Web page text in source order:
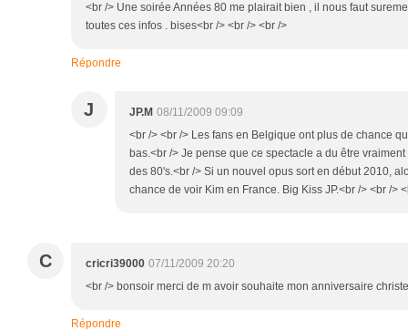
<br /> Une soirée Années 80 me plairait bien , il nous faut
toutes ces infos . bises<br /> <br /> <br />
Répondre
J JP.M 08/11/2009 09:09
<br /> <br /> Les fans en Belgique ont plus de chance
bas.<br /> Je pense que ce spectacle a du être
des 80's.<br /> Si un nouvel opus sort en début 2010,
chance de voir Kim en France. Big Kiss JP.<br /> <br />
C cricri39000 07/11/2009 20:20
<br /> bonsoir merci de m avoir souhaite mon anniversaire
Répondre